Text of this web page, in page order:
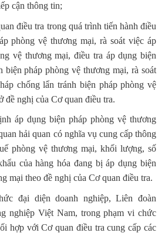
cận thông tin;
điều tra trong quá trình tiến hành điều
phòng vệ thương mại, rà soát việc áp
vệ thương mại, điều tra áp dụng biện
biện pháp phòng vệ thương mại, rà soát
chống lẩn tránh biện pháp phòng vệ
đề nghị của Cơ quan điều tra.
áp dụng biện pháp phòng vệ thương
hải quan có nghĩa vụ cung cấp thông
phòng vệ thương mại, khối lượng, số
của hàng hóa đang bị áp dụng biện
mại theo đề nghị của Cơ quan điều tra.
đại diện doanh nghiệp, Liên đoàn
nghiệp Việt Nam, trong phạm vi chức
hợp với Cơ quan điều tra cung cấp các